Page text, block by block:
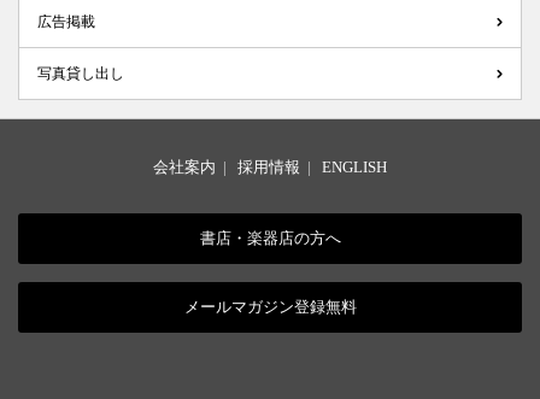
広告掲載
写真貸し出し
会社案内 | 採用情報 | ENGLISH
書店・楽器店の方へ
メールマガジン登録無料